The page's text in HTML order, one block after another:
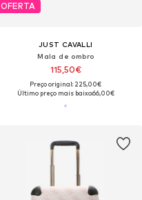
OFERTA
JUST CAVALLI
Mala de ombro
115,50€
Preço original: 225,00€
Último preço mais baixo:66,00€